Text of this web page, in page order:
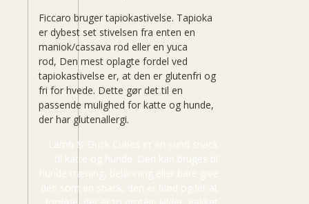
Ficcaro bruger tapiokastivelse. Tapioka
er dybest set stivelsen fra enten en
maniok/cassava rod eller en yuca
rod, Den mest oplagte fordel ved
tapiokastivelse er, at den er glutenfri og
fri for hvede. Dette gør det til en
passende mulighed for katte og hunde,
der har glutenallergi.
Lamb & Duck Cubes er en sund snack
til katte og hunde. Den kan bruges til
hunde træning, belønning eller bare give
den som en snack, den er blød og let at